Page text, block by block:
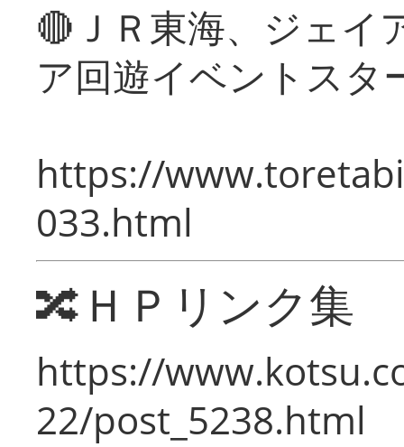
🔴ＪＲ東海、ジェイ
ア回遊イベントスタ
https://
033.html
🔀ＨＰリンク集
https://
22/post_5238.html